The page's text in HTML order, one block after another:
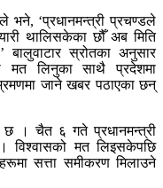
भने, ‘प्रधानमन्त्री प्रचण्डले
थालिसकेका छौँ अब मिति
बालुवाटार स्रोतका अनुसार
मत लिनुका साथै प्रदेशमा
जाने खबर पठाएका छन्
छ । चैत ६ गते प्रधानमन्त्री
विश्वासको मत लिइसकेपछि
सत्ता समीकरण मिलाउने